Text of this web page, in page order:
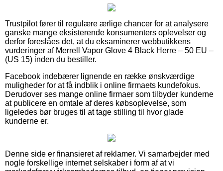
Trustpilot fører til regulære ærlige chancer for at analysere
ganske mange eksisterende konsumenters oplevelser og
derfor foreslåes det, at du eksaminerer webbutikkens
vurderinger af Merrell Vapor Glove 4 Black Herre – 50 EU –
(US 15) inden du bestiller.
Facebook indebærer lignende en række ønskværdige
muligheder for at få indblik i online firmaets kundefokus.
Derudover ses mange online firmaer som tilbyder kunderne
at publicere en omtale af deres købsoplevelse, som
ligeledes bør bruges til at tage stilling til hvor glade
kunderne er.
Denne side er finansieret af reklamer. Vi samarbejder med
nogle forskellige internet selskaber i form af at vi